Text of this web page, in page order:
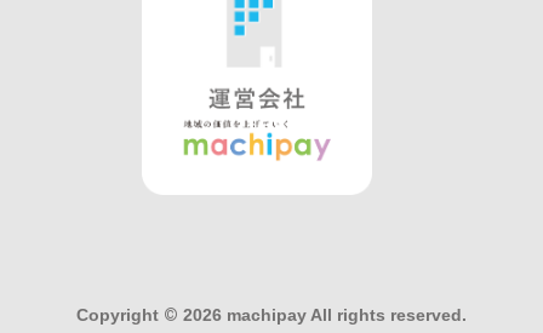
Copyright © 2026 machipay All rights reserved.